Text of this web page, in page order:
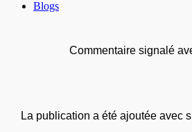
Blogs
Commentaire signalé
La publication a été ajoutée avec